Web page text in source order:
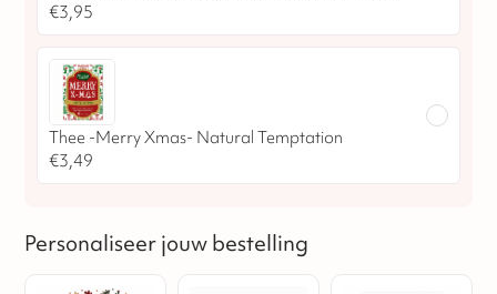
€3,95
Thee -Merry Xmas- Natural Temptation
€3,49
Personaliseer jouw bestelling